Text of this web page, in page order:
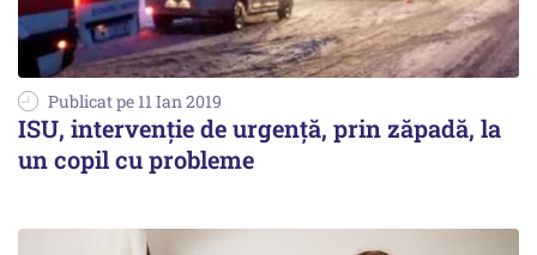
Publicat pe 11 Ian 2019
ISU, intervenție de urgență, prin zăpadă, la
un copil cu probleme